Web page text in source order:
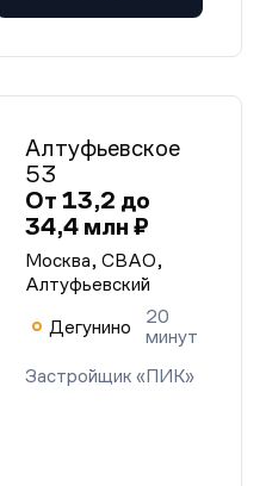
Алтуфьевское
53
От 13,2 до
34,4 млн ₽
Москва, СВАО,
Алтуфьевский
Дегунино
20
минут
Застройщик «ПИК»